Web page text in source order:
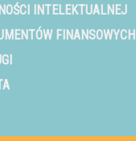
INTELEKTUALNEJ
FINANSOWYCH